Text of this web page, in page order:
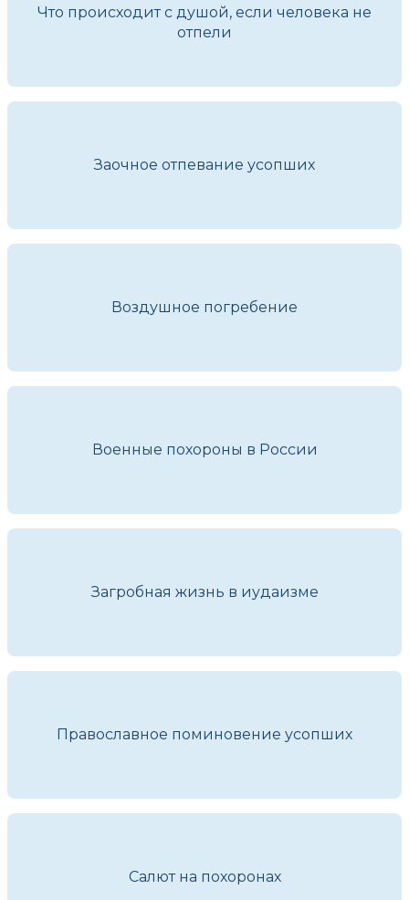
Что происходит с душой, если человека не
отпели
Заочное отпевание усопших
Воздушное погребение
Военные похороны в России
Загробная жизнь в иудаизме
Православное поминовение усопших
Салют на похоронах